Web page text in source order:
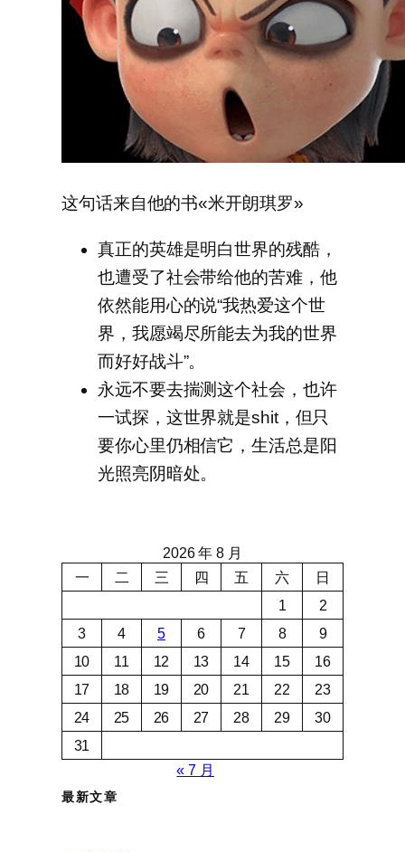
这句话来自他的书«米开朗琪罗»
真正的英雄是明白世界的残酷，
也遭受了社会带给他的苦难，他
依然能用心的说“我热爱这个世
界，我愿竭尽所能去为我的世界
而好好战斗”。
永远不要去揣测这个社会，也许
一试探，这世界就是shit，但只
要你心里仍相信它，生活总是阳
光照亮阴暗处。
2026 年 8 月
一
二 三 四 五 六
日
1
2
3
4 5 6 7 8
9
10
11 12 13 14 15
16
17
18 19 20 21 22
23
24
25 26 27 28 29
30
31
« 7 月
最新文章